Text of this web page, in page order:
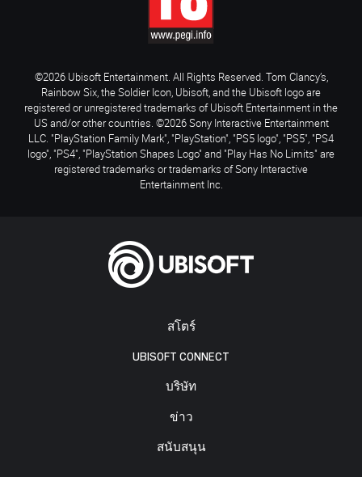
สโตร์
UBISOFT CONNECT
บริษัท
ข่าว
สนับสนุน
©2026 Ubisoft Entertainment. All Rights Reserved. Tom Clancy’s,
Rainbow Six, the Soldier Icon, Ubisoft, and the Ubisoft logo are
registered or unregistered trademarks of Ubisoft Entertainment in the
US and/or other countries. ©2026 Sony Interactive Entertainment
LLC. "PlayStation Family Mark", "PlayStation", "PS5 logo", "PS5", "PS4
logo", "PS4", "PlayStation Shapes Logo" and "Play Has No Limits" are
registered trademarks or trademarks of Sony Interactive
Entertainment Inc.